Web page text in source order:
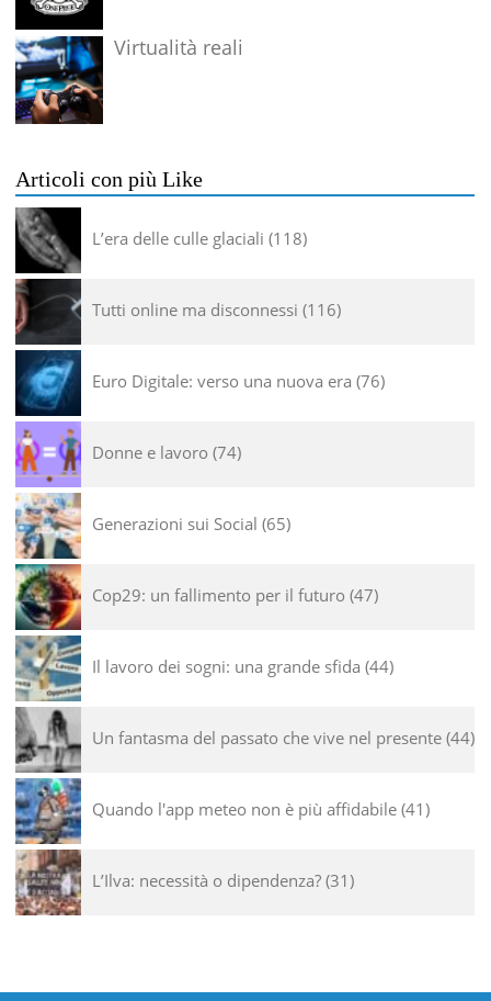
Virtualità reali
Articoli con più Like
L’era delle culle glaciali 118
Tutti online ma disconnessi 116
Euro Digitale: verso una nuova era 76
Donne e lavoro 74
Generazioni sui Social 65
Cop29: un fallimento per il futuro 47
Il lavoro dei sogni: una grande sfida 44
Un fantasma del passato che vive nel presente 44
Quando l'app meteo non è più affidabile 41
L’Ilva: necessità o dipendenza? 31